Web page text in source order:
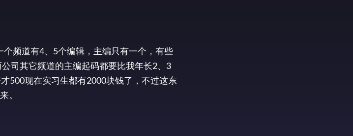
频道有4、5个编辑，主编只有一个，有些
司其它频道的主编起码都要比我年长2、3
500现在实习生都有2000块钱了，不过这东
。